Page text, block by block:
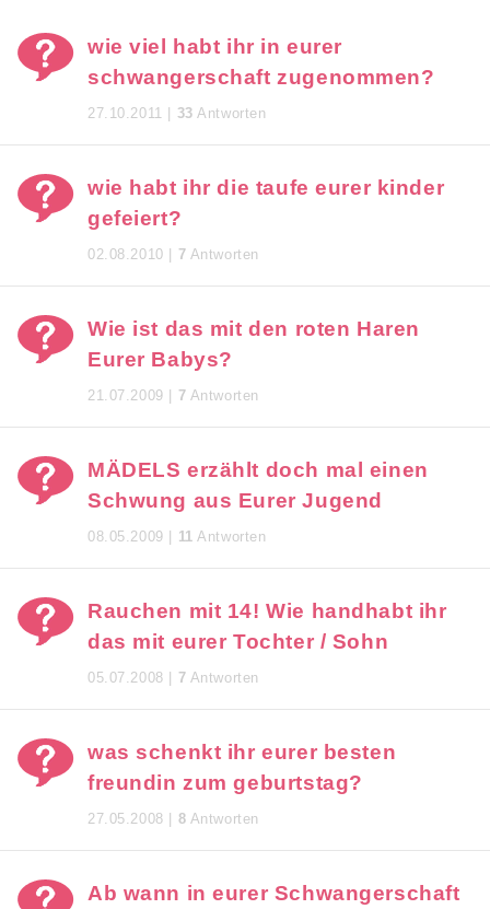
wie viel habt ihr in eurer
schwangerschaft zugenommen?
27.10.2011 | 33 Antworten
wie habt ihr die taufe eurer kinder
gefeiert?
02.08.2010 | 7 Antworten
Wie ist das mit den roten Haren
Eurer Babys?
21.07.2009 | 7 Antworten
MÄDELS erzählt doch mal einen
Schwung aus Eurer Jugend
08.05.2009 | 11 Antworten
Rauchen mit 14! Wie handhabt ihr
das mit eurer Tochter / Sohn
05.07.2008 | 7 Antworten
was schenkt ihr eurer besten
freundin zum geburtstag?
27.05.2008 | 8 Antworten
Ab wann in eurer Schwangerschaft